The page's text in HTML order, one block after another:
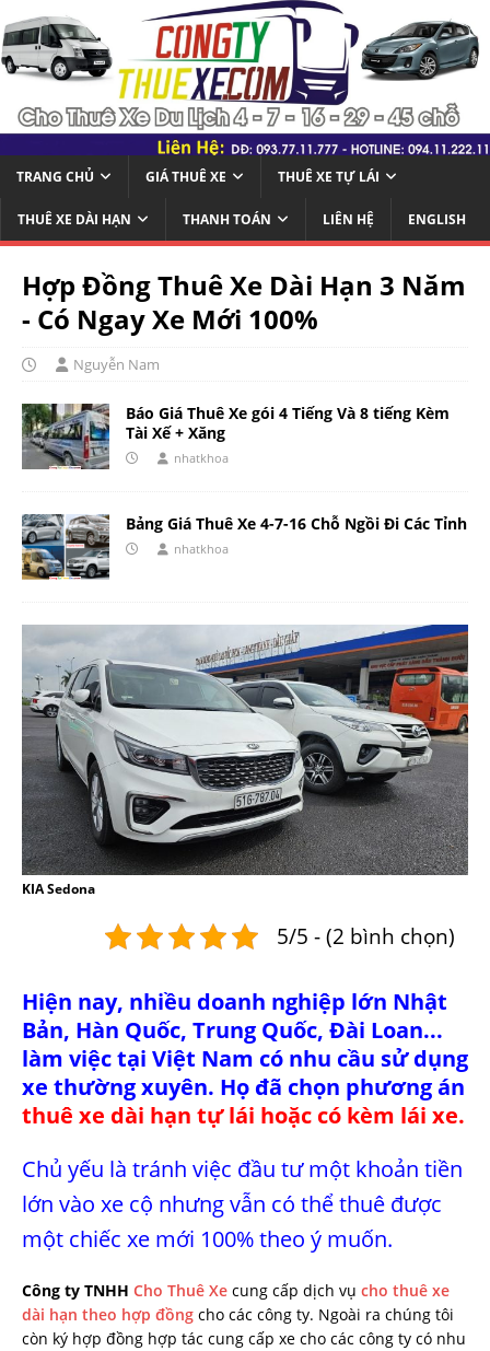
TRANG CHỦ GIÁ THUÊ XE THUÊ XE TỰ LÁI
THUÊ XE DÀI HẠN THANH TOÁN LIÊN HỆ ENGLISH
Hợp Đồng Thuê Xe Dài Hạn 3 Năm
- Có Ngay Xe Mới 100%
Nguyễn Nam
Báo Giá Thuê Xe gói 4 Tiếng Và 8 tiếng Kèm
Tài Xế + Xăng
nhatkhoa
Bảng Giá Thuê Xe 4-7-16 Chỗ Ngồi Đi Các Tỉnh
nhatkhoa
KIA Sedona
5/5 - (2 bình chọn)
Hiện nay, nhiều doanh nghiệp lớn Nhật
Bản, Hàn Quốc, Trung Quốc, Đài Loan...
làm việc tại Việt Nam có nhu cầu sử dụng
xe thường xuyên. Họ đã chọn phương án
thuê xe dài hạn tự lái hoặc có kèm lái xe.
Chủ yếu là tránh việc đầu tư một khoản tiền
lớn vào xe cộ nhưng vẫn có thể thuê được
một chiếc xe mới 100% theo ý muốn.
Công ty TNHH Cho Thuê Xe cung cấp dịch vụ cho thuê xe
dài hạn theo hợp đồng cho các công ty. Ngoài ra chúng tôi
còn ký hợp đồng hợp tác cung cấp xe cho các công ty có nhu